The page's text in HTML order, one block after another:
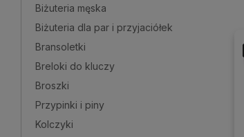
Biżuteria męska
Biżuteria dla par i przyjaciółek
Bransoletki
Breloki do kluczy
Broszki
Przypinki i piny
Kolczyki